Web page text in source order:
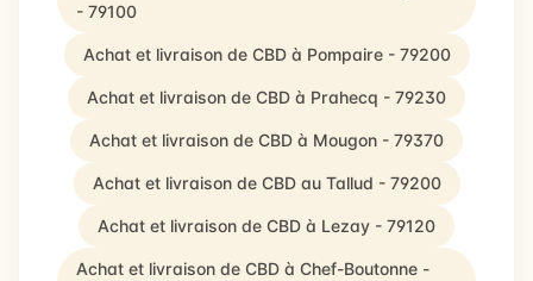
- 79100
Achat et livraison de CBD à Pompaire - 79200
Achat et livraison de CBD à Prahecq - 79230
Achat et livraison de CBD à Mougon - 79370
Achat et livraison de CBD au Tallud - 79200
Achat et livraison de CBD à Lezay - 79120
Achat et livraison de CBD à Chef-Boutonne -